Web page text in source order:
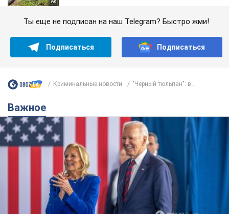
Ты еще не подписан на наш Telegram? Быстро жми!
Подписаться Подписаться
Криминальные новости "Черный тюльпан": в...
Важное